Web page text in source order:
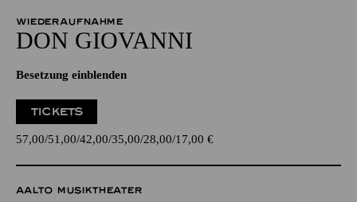
WIEDERAUFNAHME
DON GIO­VANNI
Besetzung einblenden
TICKETS
57,00 51,00 42,00 35,00 28,00 17,00 €
AALTO MUSIKTHEATER